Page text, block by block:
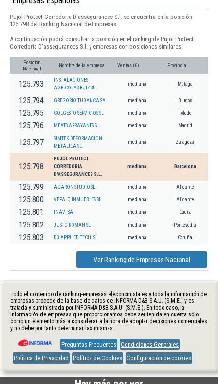
Pujol Protect Corredoria D'assegurances S.l. se encuentra en la posición
125.798 del Ranking Nacional de Empresas.
A continuación podrá consultar la posición en el ranking de Pujol Protect
Corredoria D'assegurances S.l. y empresas con posiciones similares:
Posición
Nacional
Nombre de la empresa Ventas (€) Provincia
125.793
INSTALACIONES
AGRICOLAS RUIZ SL
mediana Málaga
125.794 GREGORIO TUDANCA SA mediana Burgos
125.795 COLGESTO SERVICIOS SL mediana Toledo
125.796 MEATS ARRAYANES S.L. mediana Madrid
125.797
SIMTEK DEFORMACION
METALICA SL.
mediana Zaragoza
125.798
PUJOL PROTECT
CORREDORIA
D'ASSEGURANCES S.L.
mediana Barcelona
125.799 AGARON STUDIO SL. mediana Alicante
125.800 VEPALQ INMUEBLES SL mediana Alicante
125.801 INAVI SA mediana Cádiz
125.802 JUSTO ROMAN SL mediana Pontevedra
125.803 D3 APPLIED TECH. SL. mediana Coruña
Ver Ranking de Empresas Nacional
Todo el contenido de ranking-empresas.eleconomista.es y toda la información de
empresas procede de la base de datos de INFORMA D&B S.A.U. (S.M.E.) y es
tratada y suministrada por INFORMA D&B S.A.U. (S.M.E.). En todo caso, la
información de empresas que proporcionamos debe ser tenida en cuenta sólo
como un elemento más a considerar a la hora de adoptar decisiones comerciales
y no debe por tanto determinar las mismas.
Preguntas Frecuentes Condiciones Generales
Política de Privacidad
Política de Cookies Configuración de cookies